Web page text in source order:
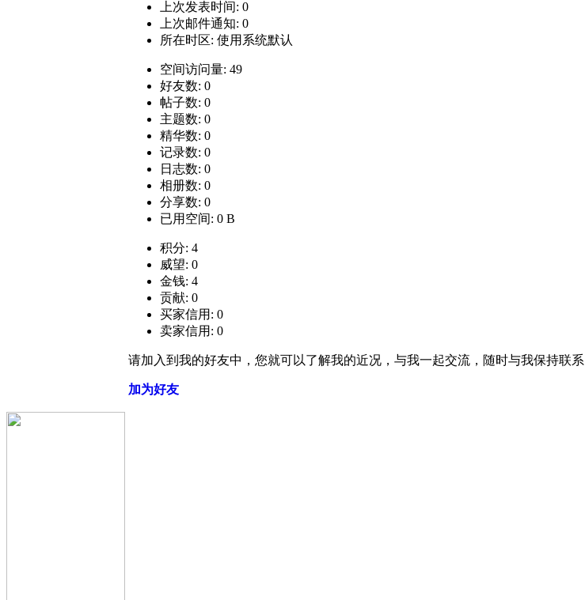
上次发表时间: 0
上次邮件通知: 0
所在时区: 使用系统默认
空间访问量: 49
好友数: 0
帖子数: 0
主题数: 0
精华数: 0
记录数: 0
日志数: 0
相册数: 0
分享数: 0
已用空间: 0 B
积分: 4
威望: 0
金钱: 4
贡献: 0
买家信用: 0
卖家信用: 0
请加入到我的好友中，您就可以了解我的近况，与我一起交流，随时与我保持联系
加为好友